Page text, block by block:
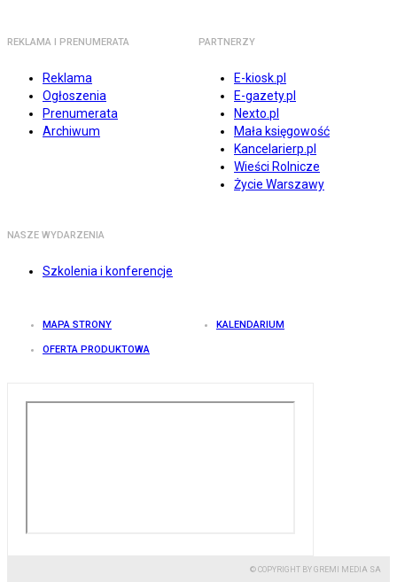
REKLAMA I PRENUMERATA
Reklama
Ogłoszenia
Prenumerata
Archiwum
PARTNERZY
E-kiosk.pl
E-gazety.pl
Nexto.pl
Mała księgowość
Kancelarierp.pl
Wieści Rolnicze
Życie Warszawy
NASZE WYDARZENIA
Szkolenia i konferencje
MAPA STRONY KALENDARIUM
OFERTA PRODUKTOWA
© COPYRIGHT BY GREMI MEDIA SA